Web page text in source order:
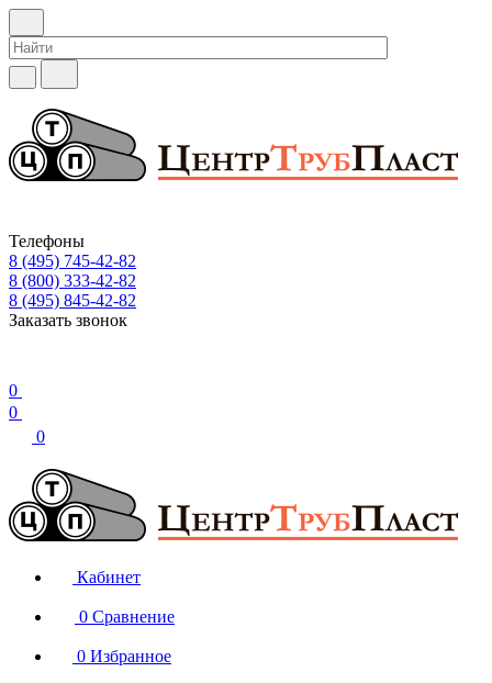
Телефоны
8 (495) 745-42-82
8 (800) 333-42-82
8 (495) 845-42-82
Заказать звонок
0
0
0
Кабинет
0 Сравнение
0 Избранное